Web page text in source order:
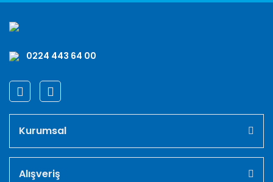
0224 443 64 00
Kurumsal
Alışveriş